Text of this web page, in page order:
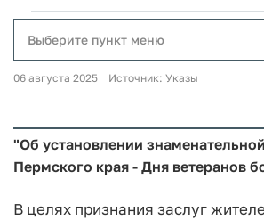
Выберите пункт меню
06 августа 2025 Источник: Указы
"Об установлении
Пермского края - Дня ветеранов
В целях признания заслуг